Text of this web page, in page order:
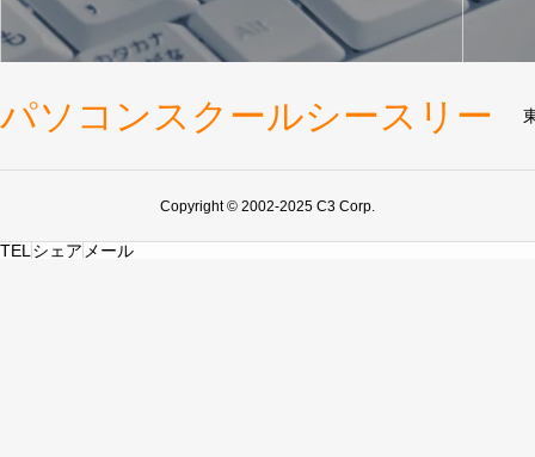
パソコンスクールシースリー
Copyright © 2002-2025 C3 Corp.
TEL シェア メール